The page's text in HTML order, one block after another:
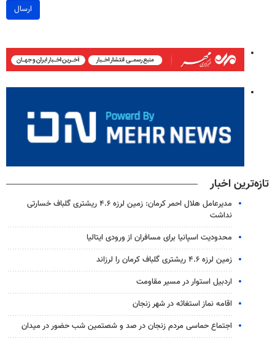
ارسال
تازه‌ترین اخبار
مدیرعامل هلال احمر کرمان: زمین لرزه ۴.۶ ریشتری گلباف خسارتی
نداشت
محدودیت اسپانیا برای مسافران از ورودی ایتالیا
زمین لرزه ۴.۶ ریشتری گلباف کرمان را لرزاند
اردبیل استوار در مسیر مقاومت
اقامه نماز استغاثه در شهر زنجان
اجتماع حماسی مردم زنجان در صد و شصتمین شب حضور در میدان